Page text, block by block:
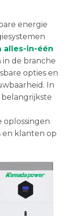
energie
alles-in-één
de branche
opties en
In
en klanten op